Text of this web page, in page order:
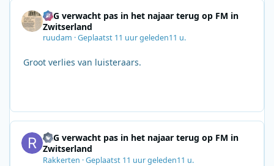
SRG verwacht pas in het najaar terug op FM in
Zwitserland
ruudam ·Geplaatst 11 uur geleden11 u.
Groot verlies van luisteraars.
SRG verwacht pas in het najaar terug op FM in
Zwitserland
Rakkerten ·Geplaatst 11 uur geleden11 u.